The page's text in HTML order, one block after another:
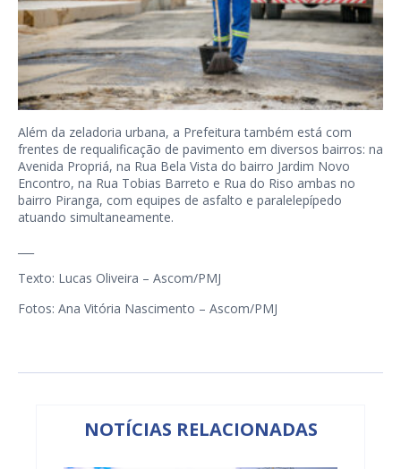
Além da zeladoria urbana, a Prefeitura também está com
frentes de requalificação de pavimento em diversos bairros: na
Avenida Propriá, na Rua Bela Vista do bairro Jardim Novo
Encontro, na Rua Tobias Barreto e Rua do Riso ambas no
bairro Piranga, com equipes de asfalto e paralelepípedo
atuando simultaneamente.
Texto: Lucas Oliveira – Ascom/PMJ
Fotos: Ana Vitória Nascimento – Ascom/PMJ
NOTÍCIAS RELACIONADAS